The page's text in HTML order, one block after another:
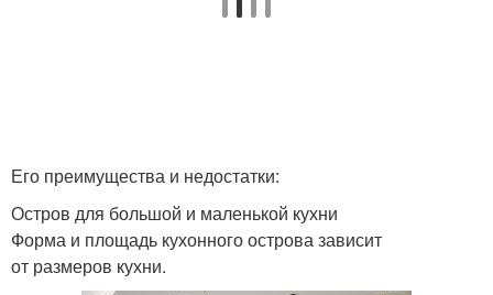
Его преимущества и недостатки:
Остров для большой и маленькой кухни
Форма и площадь кухонного острова зависит
от размеров кухни.